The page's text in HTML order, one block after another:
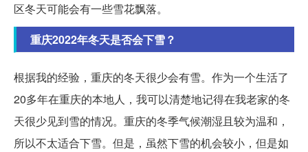
区冬天可能会有一些雪花飘落。
重庆2022年冬天是否会下雪？
根据我的经验，重庆的冬天很少会有雪。作为一个生活了
20多年在重庆的本地人，我可以清楚地记得在我老家的冬
天很少见到雪的情况。重庆的冬季气候潮湿且较为温和，
所以不太适合下雪。但是，虽然下雪的机会较小，但是如